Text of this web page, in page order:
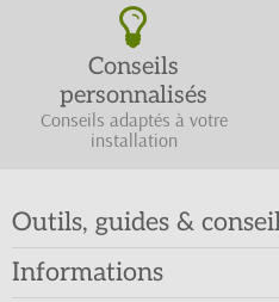
Conseils
personnalisés
Conseils adaptés à votre
installation
Outils, guides &
Informations